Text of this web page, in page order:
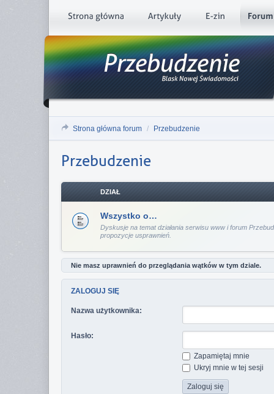
Strona główna forum / Przebudzenie
Przebudzenie
DZIAŁ
Wszystko o…
Dyskusje na temat działania serwisu www i forum
propozycje usprawnień.
Nie masz uprawnień do przeglądania wątków w tym dziale.
ZALOGUJ SIĘ
Nazwa użytkownika:
Hasło:
Zapamiętaj mnie
Ukryj mnie w tej sesji